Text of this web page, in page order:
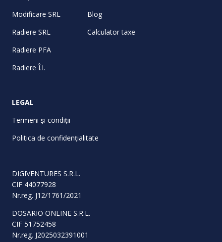
Modificare SRL
Radiere SRL
Radiere PFA
Radiere Î.I.
Blog
Calculator taxe
LEGAL
Termeni și condiții
Politica de confidențialitate
DIGIVENTURES S.R.L.
CIF 44077928
Nr.reg. J12/1761/2021
DOSARIO ONLINE S.R.L.
CIF 51752458
Nr.reg. J2025032391001